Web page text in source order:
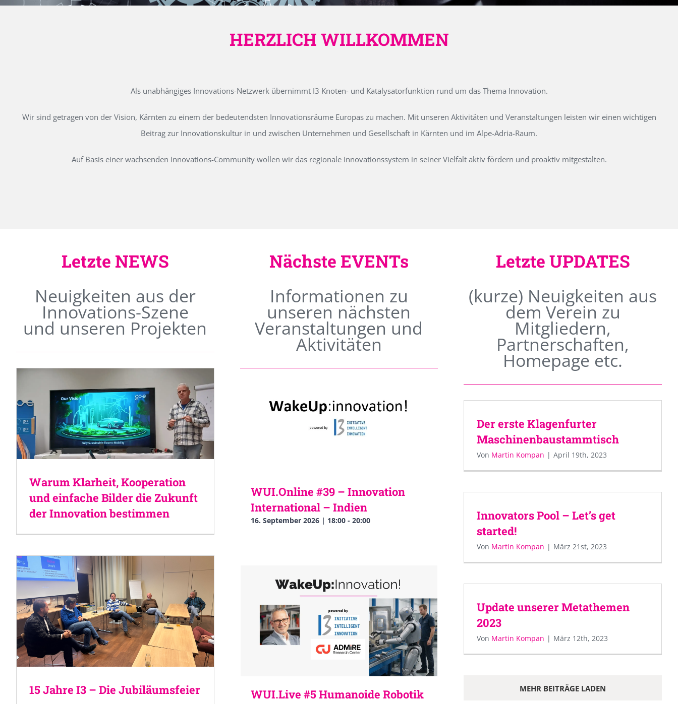
HERZLICH WILLKOMMEN
Als unabhängiges Innovations-Netzwerk übernimmt I3 Knoten- und Katalysatorfunktion rund um das Thema Innovation.
Wir sind getragen von der Vision, Kärnten zu einem der bedeutendsten Innovationsräume Europas zu machen. Mit unseren Aktivitäten und Veranstaltungen leisten wir einen wichtigen
Beitrag zur Innovationskultur in und zwischen Unternehmen und Gesellschaft in Kärnten und im Alpe-Adria-Raum.
Auf Basis einer wachsenden Innovations-Community wollen wir das regionale Innovationssystem in seiner Vielfalt aktiv fördern und proaktiv mitgestalten.
Letzte NEWS
Neuigkeiten aus der
Innovations-Szene
und unseren Projekten
Warum Klarheit, Kooperation
und einfache Bilder die Zukunft
der Innovation bestimmen
15 Jahre I3 – Die Jubiläumsfeier
Nächste EVENTs
Informationen zu
unseren nächsten
Veranstaltungen und
Aktivitäten
WUI.Online #39 – Innovation
International – Indien
16. September 2026 | 18:00- 20:00
WUI.Live #5 Humanoide Robotik
Letzte UPDATES
(kurze) Neuigkeiten aus
dem Verein zu
Mitgliedern,
Partnerschaften,
Homepage etc.
Der erste Klagenfurter
Maschinenbaustammtisch
Von Martin Kompan | April 19th, 2023
Innovators Pool – Let’s get
started!
Von Martin Kompan | März 21st, 2023
Update unserer Metathemen
2023
Von Martin Kompan | März 12th, 2023
MEHR BEITRÄGE LADEN